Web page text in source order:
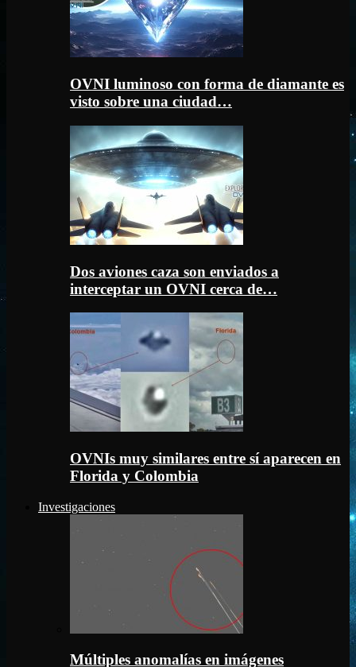
OVNI luminoso con forma de diamante es
visto sobre una ciudad…
Dos aviones caza son enviados a
interceptar un OVNI cerca de…
OVNIs muy similares entre sí aparecen en
Florida y Colombia
Investigaciones
Múltiples anomalías en imágenes